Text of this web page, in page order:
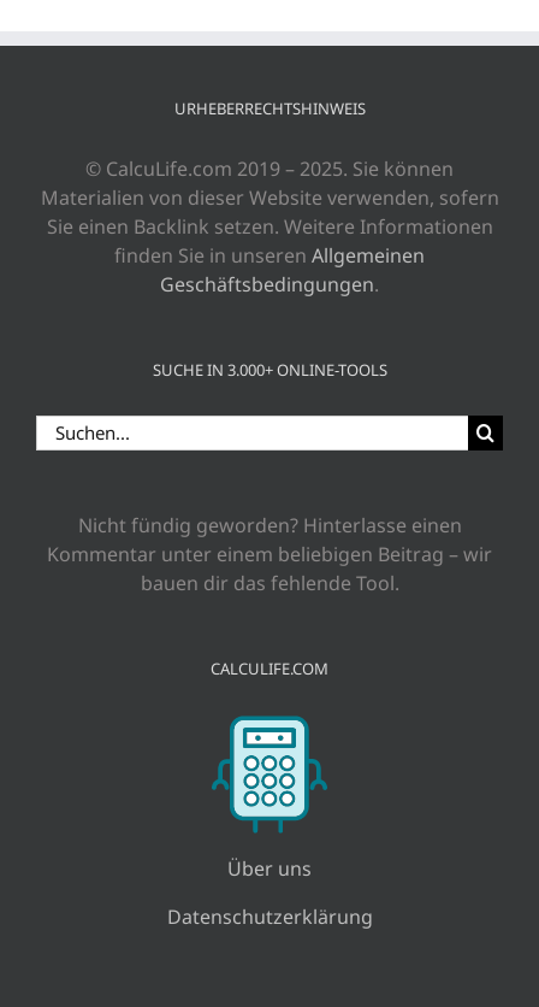
URHEBERRECHTSHINWEIS
© CalcuLife.com 2019 – 2025. Sie können
Materialien von dieser Website verwenden, sofern
Sie einen Backlink setzen. Weitere Informationen
finden Sie in unseren Allgemeinen
Geschäftsbedingungen.
SUCHE IN 3.000+ ONLINE-TOOLS
Suche
nach:
Nicht fündig geworden? Hinterlasse einen
Kommentar unter einem beliebigen Beitrag – wir
bauen dir das fehlende Tool.
CALCULIFE.COM
Über uns
Datenschutzerklärung